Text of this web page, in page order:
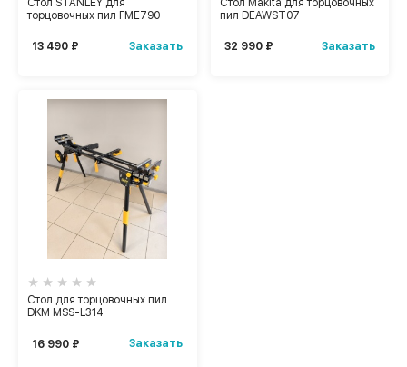
торцовочных пил FME790
13 490 ₽ Заказать
пил DEAWST07
32 990 ₽ Заказать
Стол для торцовочных пил
DKM MSS-L314
16 990 ₽ Заказать